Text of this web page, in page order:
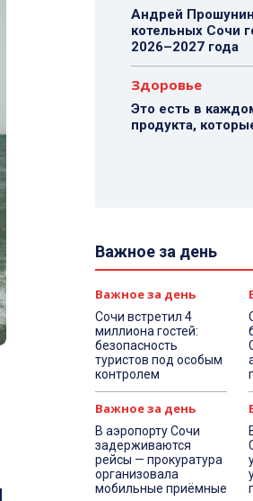
Андрей
котельных Сочи
2026–2027 года
Здоровье
Это есть в
продукта,
Важное за день
Важное за день
Сочи встретил 4
миллиона гостей:
безопасность
туристов под особым
контролем
Важное за день
В аэропорту Сочи
задерживаются
рейсы — прокуратура
организовала
мобильные приёмные